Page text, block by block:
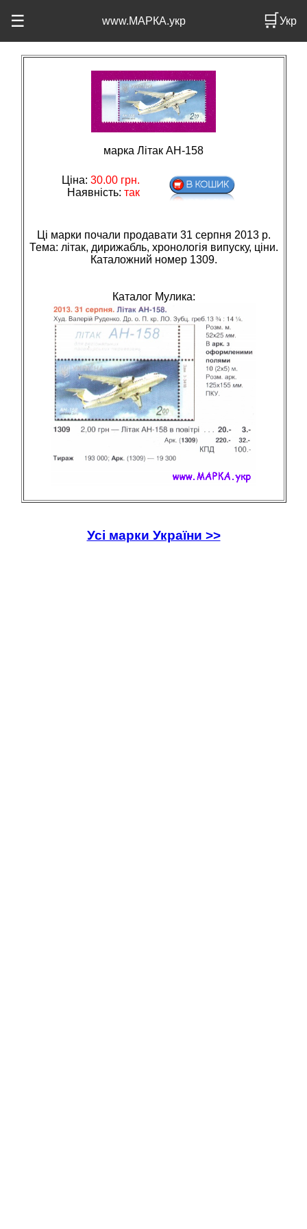
☰ www.МАРКА.укр 🛒Укр
марка Літак АН-158
Ціна: 30.00грн.
Наявність: так
Ці марки почали продавати 31 серпня 2013 р.
Тема: лiтак, дирижабль, хронологiя випуску, цiни.
Каталожний номер 1309.
Каталог Мулика:
Усі марки України >>